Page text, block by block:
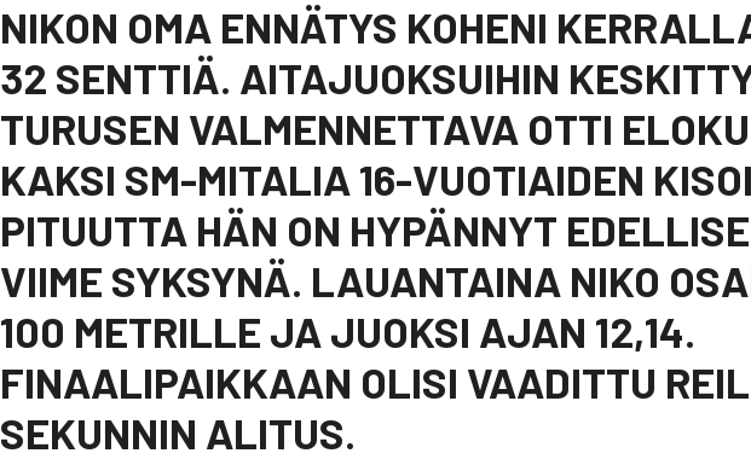
NIKON OMA ENNÄTYS KOHENI
32 SENTTIÄ. AITAJUOKSUIHIN
TURUSEN VALMENNETTAVA OTTI
KAKSI SM-MITALIA 16-VUOTIAIDEN
PITUUTTA HÄN ON HYPÄNNYT
VIIME SYKSYNÄ. LAUANTAINA NIKO
100 METRILLE JA JUOKSI AJAN 12,14.
FINAALIPAIKKAAN OLISI VAADITTU
SEKUNNIN ALITUS.